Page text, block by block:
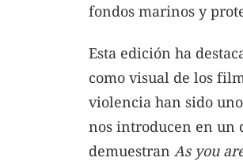
fondos marinos y
Esta edición ha
como visual de los
violencia han sido
nos introducen en un
demuestran As you